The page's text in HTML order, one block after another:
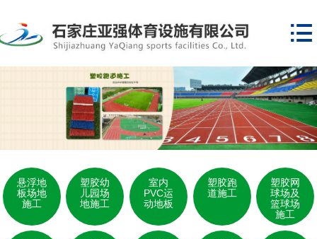

悬浮地
板场地
施工
塑胶幼
儿园场
地施工
室内
PVC运
动地板
塑胶跑
道施工
塑胶网
球场及
篮球场
施工